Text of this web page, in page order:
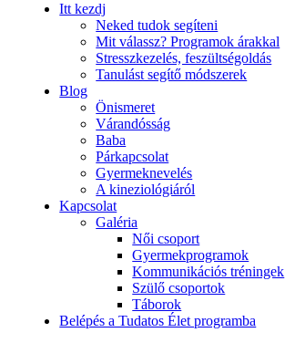
Itt kezdj
Neked tudok segíteni
Mit válassz? Programok árakkal
Stresszkezelés, feszültségoldás
Tanulást segítő módszerek
Blog
Önismeret
Várandósság
Baba
Párkapcsolat
Gyermeknevelés
A kineziológiáról
Kapcsolat
Galéria
Női csoport
Gyermekprogramok
Kommunikációs tréningek
Szülő csoportok
Táborok
Belépés a Tudatos Élet programba